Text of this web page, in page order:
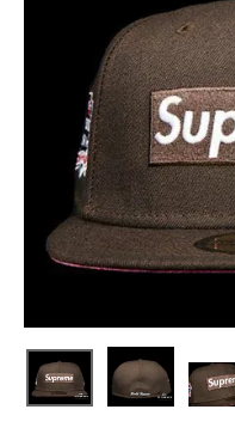
Supreme シュプ
リーム 21FW No
Comp Box
Logo New Era
Cap ノーコンプ
ボックスロゴニュ
¥23,980 (税込)
CATEGORY
Tシャツ・ロングスリーブ